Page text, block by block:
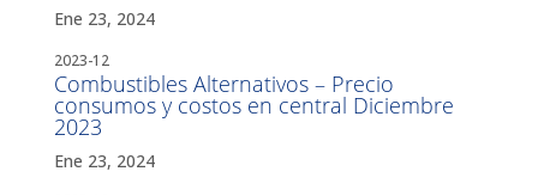
Ene 23, 2024
2023-12
Combustibles Alternativos – Precio
consumos y costos en central Diciembre
2023
Ene 23, 2024